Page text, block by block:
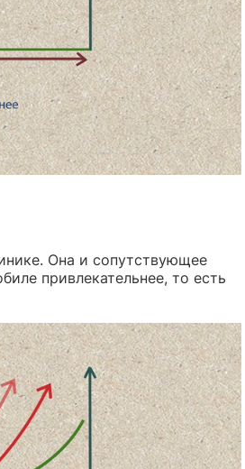
Она и сопутствующее
привлекательнее, то есть